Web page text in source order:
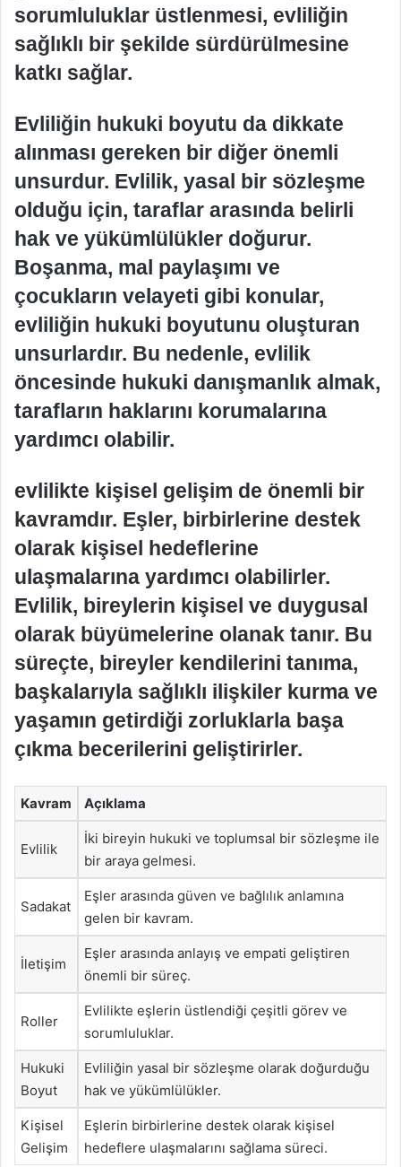
sorumluluklar üstlenmesi, evliliğin
sağlıklı bir şekilde sürdürülmesine
katkı sağlar.
Evliliğin hukuki boyutu da dikkate
alınması gereken bir diğer önemli
unsurdur. Evlilik, yasal bir sözleşme
olduğu için, taraflar arasında belirli
hak ve yükümlülükler doğurur.
Boşanma, mal paylaşımı ve
çocukların velayeti gibi konular,
evliliğin hukuki boyutunu oluşturan
unsurlardır. Bu nedenle, evlilik
öncesinde hukuki danışmanlık almak,
tarafların haklarını korumalarına
yardımcı olabilir.
evlilikte kişisel gelişim de önemli bir
kavramdır. Eşler, birbirlerine destek
olarak kişisel hedeflerine
ulaşmalarına yardımcı olabilirler.
Evlilik, bireylerin kişisel ve duygusal
olarak büyümelerine olanak tanır. Bu
süreçte, bireyler kendilerini tanıma,
başkalarıyla sağlıklı ilişkiler kurma ve
yaşamın getirdiği zorluklarla başa
çıkma becerilerini geliştirirler.
Kavram Açıklama
Evlilik
İki bireyin hukuki ve toplumsal bir sözleşme ile
bir araya gelmesi.
Sadakat
Eşler arasında güven ve bağlılık anlamına
gelen bir kavram.
İletişim
Eşler arasında anlayış ve empati geliştiren
önemli bir süreç.
Roller
Evlilikte eşlerin üstlendiği çeşitli görev ve
sorumluluklar.
Hukuki
Boyut
Evliliğin yasal bir sözleşme olarak doğurduğu
hak ve yükümlülükler.
Kişisel
Gelişim
Eşlerin birbirlerine destek olarak kişisel
hedeflere ulaşmalarını sağlama süreci.